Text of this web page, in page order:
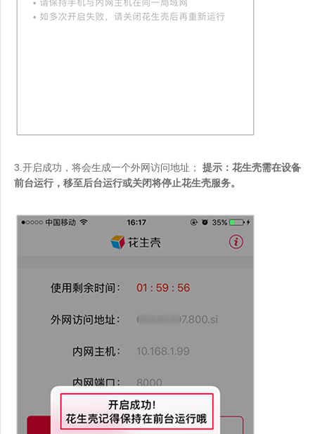
3.开启成功，将会生成一个外网访问地址；提示：花生壳需在设备
前台运行，移至后台运行或关闭将停止花生壳服务。